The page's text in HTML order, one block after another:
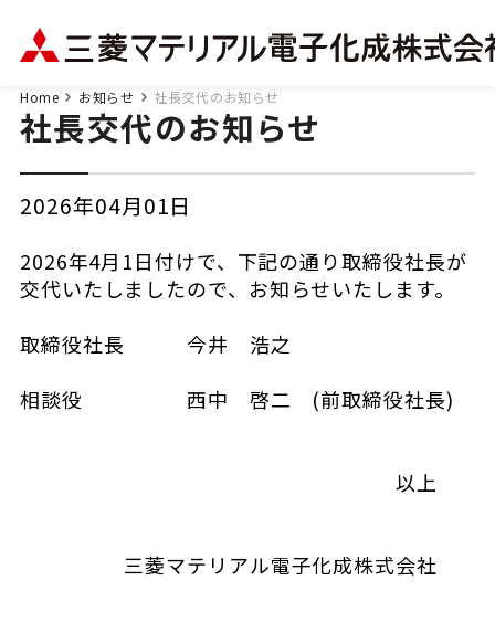
Home お知らせ 社長交代のお知らせ
社長交代のお知らせ
2026年04月01日
2026年4月1日付けで、下記の通り取締役社長が
交代いたしましたので、お知らせいたします。
取締役社長 今井 浩之
相談役 西中 啓二 (前取締役社長)
以上
三菱マテリアル電子化成株式会社